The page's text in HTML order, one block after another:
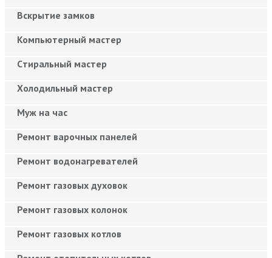
Вскрытие замков
Компьютерный мастер
Cтиральный мастер
Холодильный мастер
Муж на час
Ремонт варочных панелей
Ремонт водонагревателей
Ремонт газовых духовок
Ремонт газовых колонок
Ремонт газовых котлов